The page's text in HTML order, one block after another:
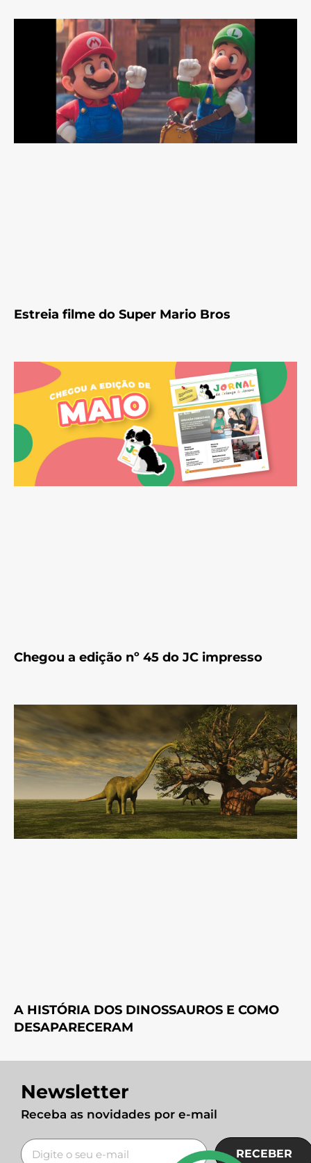
Estreia filme do Super Mario Bros
Chegou a edição nº 45 do JC impresso
A HISTÓRIA DOS DINOSSAUROS E COMO
DESAPARECERAM
Newsletter
Receba as novidades por e-mail
RECEBER